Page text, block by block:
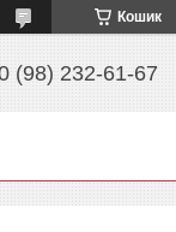
Кошик
(98) 232-61-67